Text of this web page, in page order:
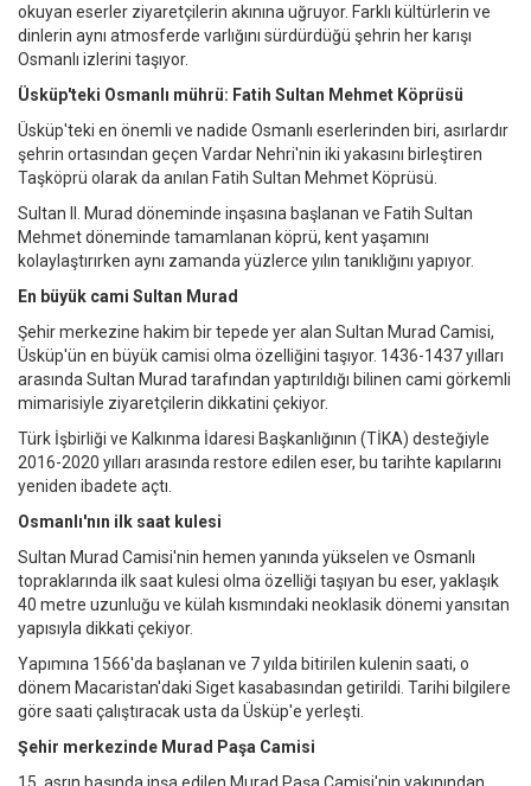
okuyan eserler ziyaretçilerin akınına uğruyor. Farklı kültürlerin ve
dinlerin aynı atmosferde varlığını sürdürdüğü şehrin her karışı
Osmanlı izlerini taşıyor.
Üsküp'teki Osmanlı mührü: Fatih Sultan Mehmet Köprüsü
Üsküp'teki en önemli ve nadide Osmanlı eserlerinden biri, asırlardır
şehrin ortasından geçen Vardar Nehri'nin iki yakasını birleştiren
Taşköprü olarak da anılan Fatih Sultan Mehmet Köprüsü.
Sultan II. Murad döneminde inşasına başlanan ve Fatih Sultan
Mehmet döneminde tamamlanan köprü, kent yaşamını
kolaylaştırırken aynı zamanda yüzlerce yılın tanıklığını yapıyor.
En büyük cami Sultan Murad
Şehir merkezine hakim bir tepede yer alan Sultan Murad Camisi,
Üsküp'ün en büyük camisi olma özelliğini taşıyor. 1436-1437 yılları
arasında Sultan Murad tarafından yaptırıldığı bilinen cami görkemli
mimarisiyle ziyaretçilerin dikkatini çekiyor.
Türk İşbirliği ve Kalkınma İdaresi Başkanlığının (TİKA) desteğiyle
2016-2020 yılları arasında restore edilen eser, bu tarihte kapılarını
yeniden ibadete açtı.
Osmanlı'nın ilk saat kulesi
Sultan Murad Camisi'nin hemen yanında yükselen ve Osmanlı
topraklarında ilk saat kulesi olma özelliği taşıyan bu eser, yaklaşık
40 metre uzunluğu ve külah kısmındaki neoklasik dönemi yansıtan
yapısıyla dikkati çekiyor.
Yapımına 1566'da başlanan ve 7 yılda bitirilen kulenin saati, o
dönem Macaristan'daki Siget kasabasından getirildi. Tarihi bilgilere
göre saati çalıştıracak usta da Üsküp'e yerleşti.
Şehir merkezinde Murad Paşa Camisi